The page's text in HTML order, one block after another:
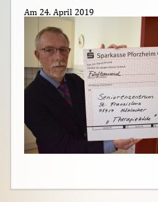
Am 24. April 2019